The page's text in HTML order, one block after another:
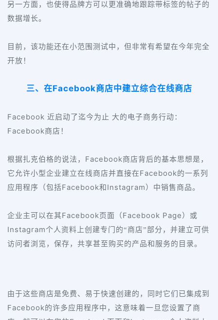
另一方面，也使得品牌方可以更准确地跟踪带标签的帖子的
数据增长。
目前，该功能还在小范围测试中，但非常有希望在今年完全
开放！
三、在Facebook商店中建立综合在线商店
Facebook 近启动了迄今为止 大的电子商务行动：
Facebook商店！
根据扎克伯格的说法， Facebook商店背后的基本思想是，
它允许小型企业建立在线商店并直接在Facebook的一系列
应用程序（包括Facebook和 Instagram ）中销售商品。
企业主可以在其Facebook页面（ Facebook Page ）或
Instagram个人资料上创建专门的“商店”部分，并建立可供
访问者浏览，保存，共享甚至购买的产品和服务的目录。
由于这些商店是免费、易于快速创建的，同时它们已集成到
Facebook的许多应用程序中，这意味着一旦您设置了商